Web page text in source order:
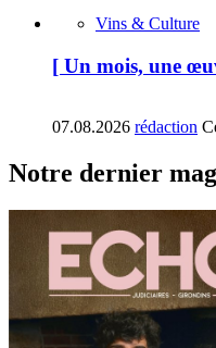
Vins & Culture
[ Un mois, une
07.08.2026 rédaction
Notre dernier